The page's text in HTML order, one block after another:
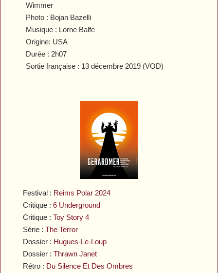
Festival : Reims Polar 2024
Critique :6 Underground
Critique :Toy Story 4
Série :The Terror
Dossier : Hugues-Le-Loup
Dossier :Thrawn Janet
Rétro : Du Silence Et Des Ombres
Wimmer
Photo : Bojan Bazelli
Musique : Lorne Balfe
Origine: USA
Durée : 2h07
Sortie française : 13 décembre 2019 (VOD)